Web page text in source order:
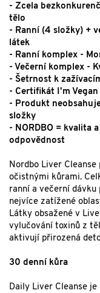
- Zcela
tělo
- Ranní (4 složky) +
látek
- Ranní komplex -
- Večerní komplex -
- Šetrnost k
- Certifikát I'm
- Produkt
složky
- NORDBO = kvalita
odpovědnost
Nordbo Liver
očistnými kůrami.
ranní a večerní
nejvíce zatížené
Látky obsažené v
vylučování toxinů z
aktivují přirozená
30 denní kůra
Daily Liver Cleanse